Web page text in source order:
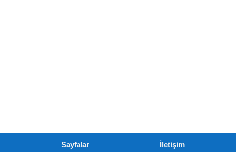
Sayfalar İletişim